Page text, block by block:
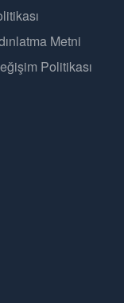
Metni
Politikası